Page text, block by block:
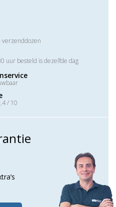
verzenddozen
uur besteld is dezelfde dag
/ 10